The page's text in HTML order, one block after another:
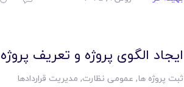
ایجاد الگوی پروژه و تعریف
ثبت پروژه ها, عمومی نظارت, مدیریت قراردادها